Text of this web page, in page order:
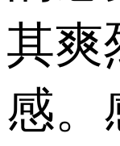
其爽
感。